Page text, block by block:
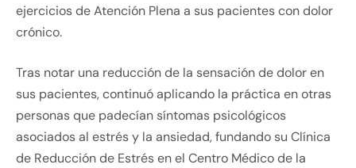
ejercicios de Atención Plena a sus pacientes con dolor
crónico.
Tras notar una reducción de la sensación de dolor en
sus pacientes, continuó aplicando la práctica en otras
personas que padecían síntomas psicológicos
asociados al estrés y la ansiedad, fundando su Clínica
de Reducción de Estrés en el Centro Médico de la